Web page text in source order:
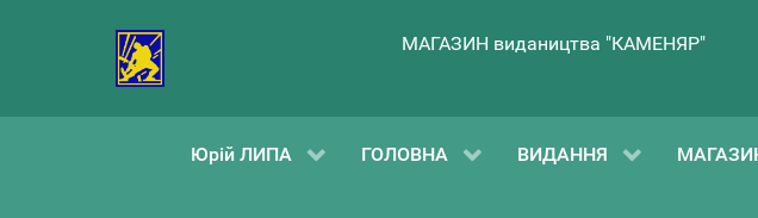
МАГАЗИН видаництва "КАМЕНЯР"
Юрій ЛИПА ГОЛОВНА ВИДАННЯ